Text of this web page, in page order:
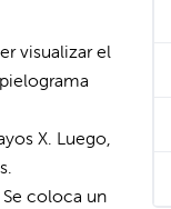
visualizar el
X. Luego,
coloca un